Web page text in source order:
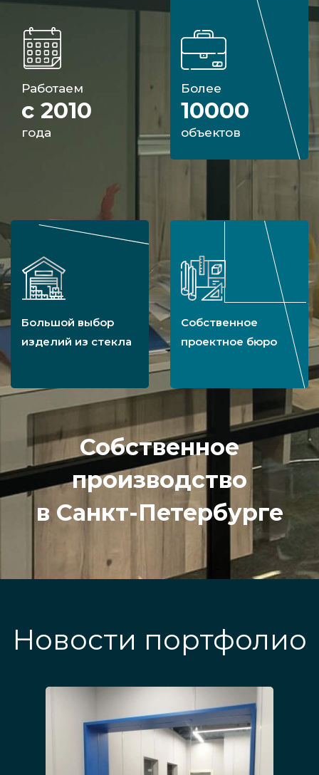
Работаем
с 2010
года
Более
10000
объектов
Большой выбор
изделий из стекла
Собственное
проектное бюро
Собственное
производство
в Санкт-Петербурге
Новости портфолио